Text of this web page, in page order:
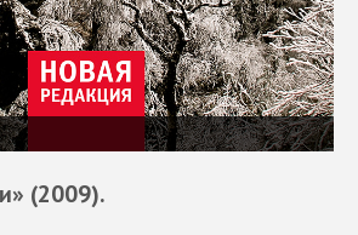
(2009).